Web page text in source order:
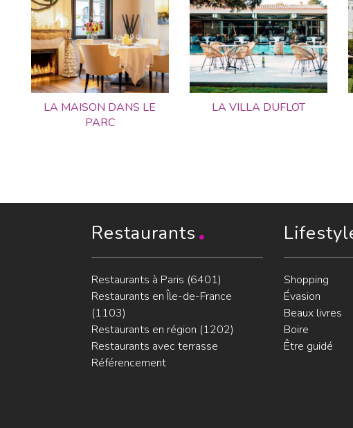
LA MAISON DANS LE
PARC
LA VILLA DUFLOT
Restaurants
Restaurants à Paris (6401)
Restaurants en Île-de-France
(1103)
Restaurants en région (1202)
Restaurants avec terrasse
Référencement
Shopping
Évasion
Beaux livres
Boire
Être guidé